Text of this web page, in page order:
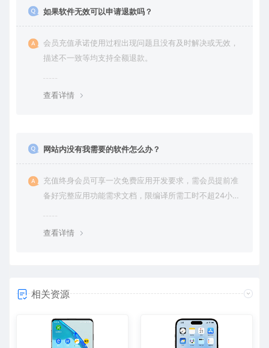
如果软件无效可以申请退款吗？
会员充值承诺使用过程出现问题且没有及时解决或无效，
描述不一致等均支持全额退款。
查看详情
网站内没有我需要的软件怎么办？
充值终身会员可享一次免费应用开发要求，需会员提前准
备好完整应用功能需求文档，限编译所需工时不超24小
查看详情
相关资源